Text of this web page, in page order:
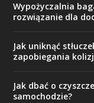
Wypożyczalnia
rozwiązanie dla
Jak uniknąć
zapobiegania
Jak dbać o
samochodzie?